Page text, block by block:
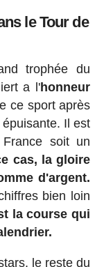
le Tour de
trophée du
a l'honneur
ce sport après
Il est
soit un
cas, la gloire
d'argent.
bien loin
la course qui
, le reste du